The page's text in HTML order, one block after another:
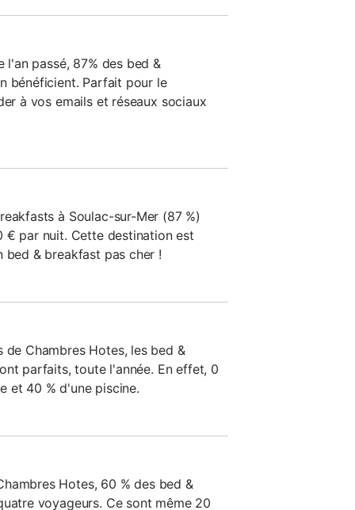
l'an passé, 87% des bed &
bénéficient. Parfait pour le
à vos emails et réseaux sociaux
à Soulac-sur-Mer (87 %)
€ par nuit. Cette destination est
& breakfast pas cher !
de Chambres Hotes, les bed &
parfaits, toute l'année. En effet, 0
et 40 % d'une piscine.
Hotes, 60 % des bed &
voyageurs. Ce sont même 20